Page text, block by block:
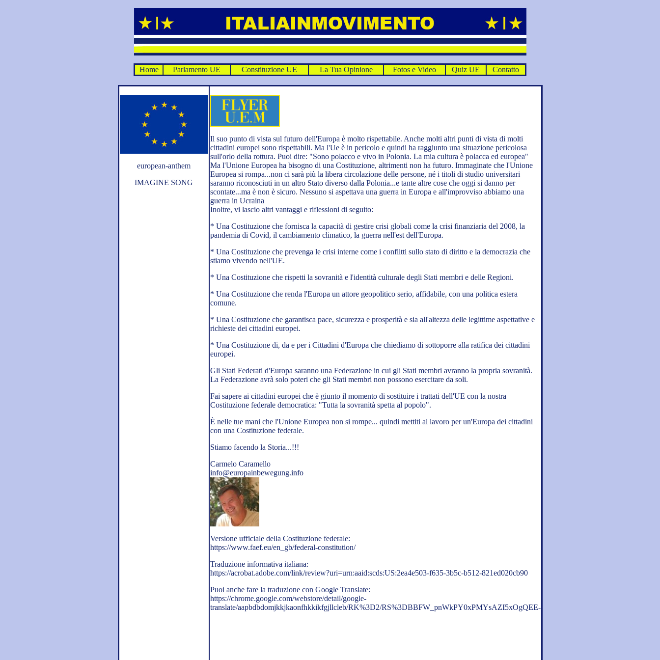
Home Parlamento UE Constituzione UE La Tua Opinione Fotos e Video Quiz UE Contatto
european-anthem
IMAGINE SONG
Il suo punto di vista sul futuro dell'Europa è molto rispettabile. Anche molti altri punti di vista di molti
cittadini europei sono rispettabili. Ma l'Ue è in pericolo e quindi ha raggiunto una situazione pericolosa
sull'orlo della rottura. Puoi dire: "Sono polacco e vivo in Polonia. La mia cultura è polacca ed europea"
Ma l'Unione Europea ha bisogno di una Costituzione, altrimenti non ha futuro. Immaginate che l'Unione
Europea si rompa...non ci sarà più la libera circolazione delle persone, né i titoli di studio universitari
saranno riconosciuti in un altro Stato diverso dalla Polonia...e tante altre cose che oggi si danno per
scontate...ma è non è sicuro. Nessuno si aspettava una guerra in Europa e all'improvviso abbiamo una
guerra in Ucraina
Inoltre, vi lascio altri vantaggi e riflessioni di seguito:
* Una Costituzione che fornisca la capacità di gestire crisi globali come la crisi finanziaria del 2008, la
pandemia di Covid, il cambiamento climatico, la guerra nell'est dell'Europa.
* Una Costituzione che prevenga le crisi interne come i conflitti sullo stato di diritto e la democrazia che
stiamo vivendo nell'UE.
* Una Costituzione che rispetti la sovranità e l'identità culturale degli Stati membri e delle Regioni.
* Una Costituzione che renda l'Europa un attore geopolitico serio, affidabile, con una politica estera
comune.
* Una Costituzione che garantisca pace, sicurezza e prosperità e sia all'altezza delle legittime aspettative e
richieste dei cittadini europei.
* Una Costituzione di, da e per i Cittadini d'Europa che chiediamo di sottoporre alla ratifica dei cittadini
europei.
Gli Stati Federati d'Europa saranno una Federazione in cui gli Stati membri avranno la propria sovranità.
La Federazione avrà solo poteri che gli Stati membri non possono esercitare da soli.
Fai sapere ai cittadini europei che è giunto il momento di sostituire i trattati dell'UE con la nostra
Costituzione federale democratica: "Tutta la sovranità spetta al popolo".
È nelle tue mani che l'Unione Europea non si rompe... quindi mettiti al lavoro per un'Europa dei cittadini
con una Costituzione federale.
Stiamo facendo la Storia...!!!
Carmelo Caramello
info@europainbewegung.info
Versione ufficiale della Costituzione federale:
https://www.faef.eu/en_gb/federal-constitution/
Traduzione informativa italiana:
https://acrobat.adobe.com/link/review?uri=urn:aaid:scds:US:2ea4e503-f635-3b5c-b512-821ed020cb90
Puoi anche fare la traduzione con Google Translate:
https://chrome.google.com/webstore/detail/google-
translate/aapbdbdomjkkjkaonfhkkikfgjllcleb/RK%3D2/RS%3DBBFW_pnWkPY0xPMYsAZI5xOgQEE-